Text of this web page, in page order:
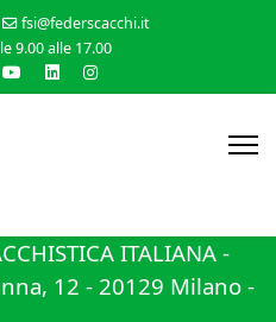
fsi@federscacchi.it
9.00 alle 17.00
ITALIANA -
12 - 20129 Milano -